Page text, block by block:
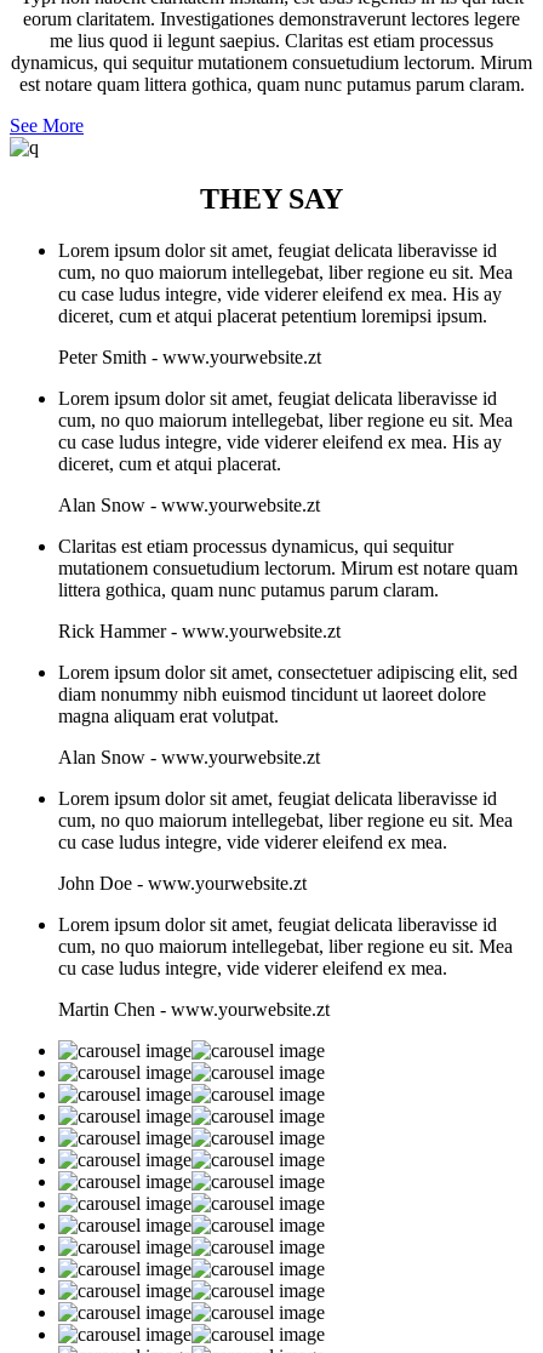
eorum claritatem. Investigationes demonstraverunt lectores legere
me lius quod ii legunt saepius. Claritas est etiam processus
dynamicus, qui sequitur mutationem consuetudium lectorum. Mirum
est notare quam littera gothica, quam nunc putamus parum claram.
See More
THEY SAY
Lorem ipsum dolor sit amet, feugiat delicata liberavisse id
cum, no quo maiorum intellegebat, liber regione eu sit. Mea
cu case ludus integre, vide viderer eleifend ex mea. His ay
diceret, cum et atqui placerat petentium loremipsi ipsum.
Peter Smith - www.yourwebsite.zt
Lorem ipsum dolor sit amet, feugiat delicata liberavisse id
cum, no quo maiorum intellegebat, liber regione eu sit. Mea
cu case ludus integre, vide viderer eleifend ex mea. His ay
diceret, cum et atqui placerat.
Alan Snow - www.yourwebsite.zt
Claritas est etiam processus dynamicus, qui sequitur
mutationem consuetudium lectorum. Mirum est notare quam
littera gothica, quam nunc putamus parum claram.
Rick Hammer- www.yourwebsite.zt
Lorem ipsum dolor sit amet, consectetuer adipiscing elit, sed
diam nonummy nibh euismod tincidunt ut laoreet dolore
magna aliquam erat volutpat.
Alan Snow - www.yourwebsite.zt
Lorem ipsum dolor sit amet, feugiat delicata liberavisse id
cum, no quo maiorum intellegebat, liber regione eu sit. Mea
cu case ludus integre, vide viderer eleifend ex mea.
John Doe - www.yourwebsite.zt
Lorem ipsum dolor sit amet, feugiat delicata liberavisse id
cum, no quo maiorum intellegebat, liber regione eu sit. Mea
cu case ludus integre, vide viderer eleifend ex mea.
Martin Chen - www.yourwebsite.zt